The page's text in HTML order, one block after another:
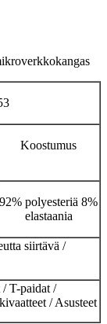
Koostumus
92% polyesteriä 8%
elastaania
siirtävä /
T-paidat /
/ Asusteet